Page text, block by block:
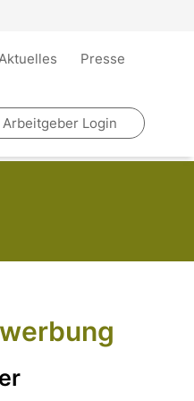
Presse
Arbeitgeber Login